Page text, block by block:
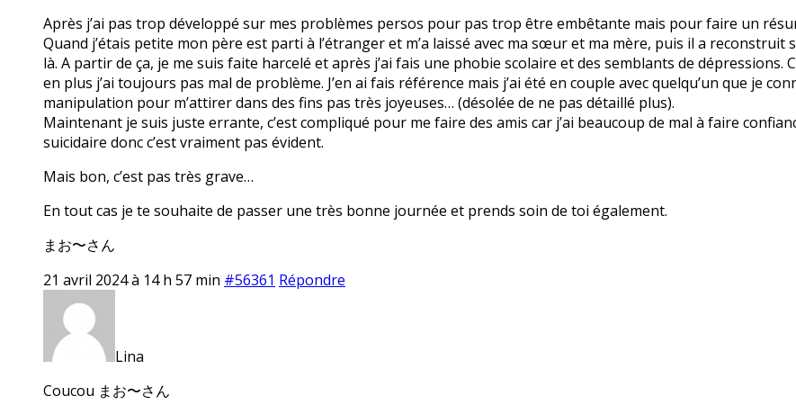
Après j’ai pas trop développé sur mes problèmes persos pour pas trop être embêtante mais pour faire un
Quand j’étais petite mon père est parti à l’étranger et m’a laissé avec ma sœur et ma mère, puis il a
là. A partir de ça, je me suis faite harcelé et après j’ai fais une phobie scolaire et des semblants de dépressions.
en plus j’ai toujours pas mal de problème. J’en ai fais référence mais j’ai été en couple avec quelqu’un que je
manipulation pour m’attirer dans des fins pas très joyeuses… (désolée de ne pas détaillé plus).
Maintenant je suis juste errante, c’est compliqué pour me faire des amis car j’ai beaucoup de mal à faire
suicidaire donc c’est vraiment pas évident.
Mais bon, c’est pas très grave…
En tout cas je te souhaite de passer une très bonne journée et prends soin de toi également.
まお〜さん
21 avril 2024 à 14 h 57 min #56361 Répondre
Lina
Coucou まお〜さん